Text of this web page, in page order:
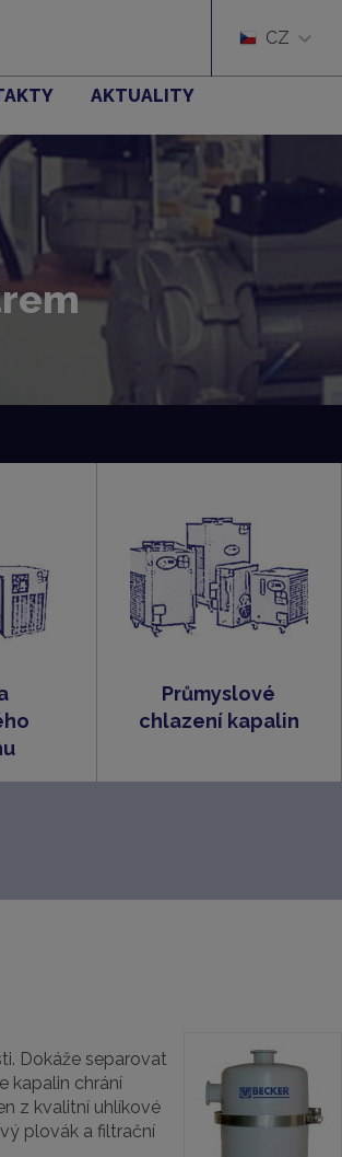
CZ
AKTUALITY
Průmyslové
chlazení kapalin
Dokáže separovat
kapalin chrání
z kvalitní uhlíkové
plovák a filtrační